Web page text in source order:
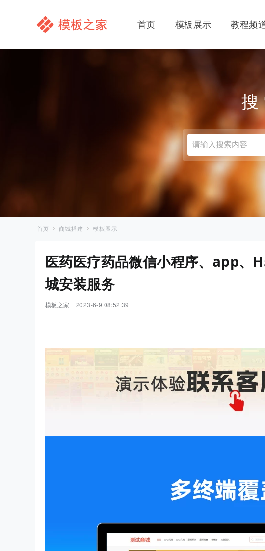
首页 模板展示 教程频
首页
›
商城搭建
›
模板展示
医药医疗药品微信小程序、app、
城安装服务
模板之家 2023-6-9 08:52:39